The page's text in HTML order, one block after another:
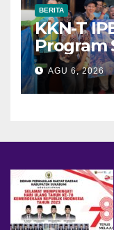
BERITA
KKN-T
Program
Desa
Ubah
Ekonomi
AGU 6, 2026